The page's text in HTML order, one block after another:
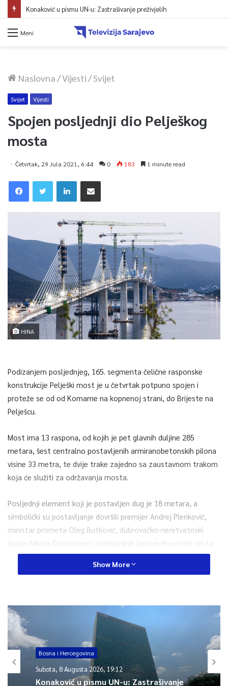
Konaković u pismu UN-u: Zastrašivanje preživjelih
Meni
Naslovna/Vijesti/Svijet
Svijet Vijesti
Spojen posljednji dio Pelješkog
mosta
Četvrtak, 29 Jula 2021, 6:44 0 183 1 minute read
HINA
Podizanjem posljednjeg, 165. segmenta čelične rasponske
konstrukcije Pelješki most je u četvrtak potpuno spojen i
proteže se od od Komarne na kopnenoj strani, do Brijeste na
Pelješcu.
Most ima 13 raspona, od kojih je pet glavnih duljine 285
metara, šest centralno postavljenih armiranobetonskih pilona
visine 33 metra, te dvije trake zajedno sa zaustavnom trakom
koja će služiti za održavanja mosta.
Posljednji element koji je postavljen dug je 18 metara, a
simbolički su postavljanje dovršili premijer Andrej Plenković,
ministar prometa Oleg Butković, dubrovačko-neretvatnski
župan Nikola Dobroslavić i predsjednik Uprave Hrvatskih cesta
Josip Škorić, prenosi Hina.
Duljina mosta od osi do osi upornjaka iznosi 2.404 metara,
ukupna duljina mosta s upornjacima iznosi 2.440 metara, a
plovidbeni profil ispod mosta 200 puta 55 metara.
Glavni i odgovorni projektant Pelješkog mosta je Marjan
Show More
Bosna i Hercegovina
Subota, 8 Augusta 2026, 19:12
Konaković u pismu UN-u: Zastrašivanje